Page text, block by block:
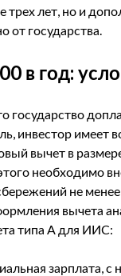
трех лет, но и
от государства.
в год:
государство
инвестор имеет
вычет в
необходимо
не
вычета
типа А для ИИС:
зарплата, с